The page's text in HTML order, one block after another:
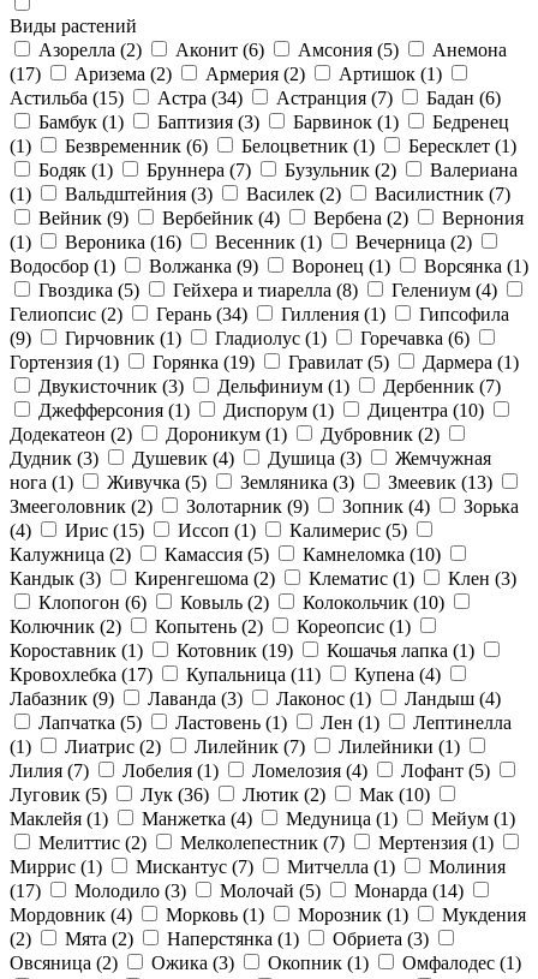
Виды растений
Азорелла (2) Аконит (6) Амсония (5)
Анемона
(17)
Аризема (2) Армерия (2) Артишок (1)
Астильба (15) Астра (34) Астранция (7) Бадан (6)
Бамбук (1) Баптизия (3) Барвинок (1)
Бедренец
(1)
Безвременник (6) Белоцветник (1) Бересклет (1)
Бодяк (1) Бруннера (7) Бузульник (2)
Валериана
(1)
Вальдштейния (3) Василек (2) Василистник (7)
Вейник (9) Вербейник (4) Вербена (2)
Вернония
(1)
Вероника (16) Весенник (1) Вечерница (2)
Водосбор (1) Волжанка (9) Воронец (1) Ворсянка (1)
Гвоздика (5) Гейхера и тиарелла (8) Гелениум (4)
Гелиопсис (2) Герань (34) Гилления (1)
Гипсофила
(9)
Гирчовник (1) Гладиолус (1) Горечавка (6)
Гортензия (1) Горянка (19) Гравилат (5) Дармера (1)
Двукисточник (3) Дельфиниум (1) Дербенник (7)
Джефферсония (1) Диспорум (1) Дицентра (10)
Додекатеон (2) Дороникум (1) Дубровник (2)
Дудник (3) Душевик (4) Душица (3)
Жемчужная
нога (1) Живучка (5) Земляника (3) Змеевик (13)
Змееголовник (2) Золотарник (9) Зопник (4)
Зорька
(4)
Ирис (15) Иссоп (1) Калимерис (5)
Калужница (2) Камассия (5) Камнеломка (10)
Кандык (3) Киренгешома (2) Клематис (1) Клен (3)
Клопогон (6) Ковыль (2) Колокольчик (10)
Колючник (2) Копытень (2) Кореопсис (1)
Короставник (1) Котовник (19) Кошачья лапка (1)
Кровохлебка (17) Купальница (11) Купена (4)
Лабазник (9) Лаванда (3) Лаконос (1) Ландыш (4)
Лапчатка (5) Ластовень (1) Лен (1)
Лептинелла
(1)
Лиатрис (2) Лилейник (7) Лилейники (1)
Лилия (7) Лобелия (1) Ломелозия (4) Лофант (5)
Луговик (5) Лук (36) Лютик (2) Мак (10)
Маклейя (1) Манжетка (4) Медуница (1) Мейум (1)
Мелиттис (2) Мелколепестник (7) Мертензия (1)
Миррис (1) Мискантус (7) Митчелла (1)
Молиния
(17)
Молодило (3) Молочай (5) Монарда (14)
Мордовник (4) Морковь (1) Морозник (1)
Мукдения
(2)
Мята (2) Наперстянка (1) Обриета (3)
Овсяница (2) Ожика (3) Окопник (1) Омфалодес (1)